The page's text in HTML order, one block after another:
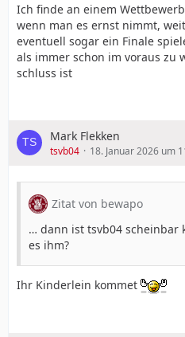
Ich finde an einem
wenn man es ernst nimmt,
eventuell sogar ein Finale
als immer schon im voraus zu
schluss ist
Mark Flekken
tsvb04 18. Januar 2026 um
Zitat von bewapo
… dann ist tsvb04 scheinbar
es ihm?
Ihr Kinderlein kommet